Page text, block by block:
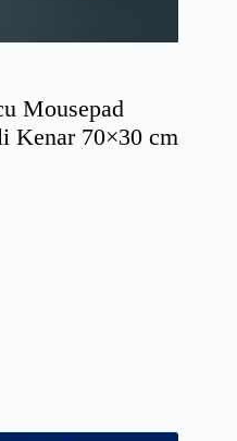
Mousepad
Kenar 70×30 cm